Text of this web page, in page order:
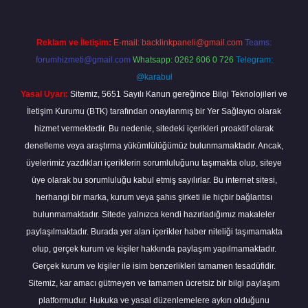
Reklam ve İletişim: E-mail: backlinkpaneli@gmail.com Teams:
forumhizmeti@gmail.com Whatsapp: 0262 606 0 726 Telegram:
@karabul
Yasal Uyarı: Sitemiz, 5651 Sayılı Kanun gereğince Bilgi Teknolojileri ve
İletişim Kurumu (BTK) tarafından onaylanmış bir Yer Sağlayıcı olarak
hizmet vermektedir. Bu nedenle, sitedeki içerikleri proaktif olarak
denetleme veya araştırma yükümlülüğümüz bulunmamaktadır. Ancak,
üyelerimiz yazdıkları içeriklerin sorumluluğunu taşımakta olup, siteye
üye olarak bu sorumluluğu kabul etmiş sayılırlar. Bu internet sitesi,
herhangi bir marka, kurum veya şahıs şirketi ile hiçbir bağlantısı
bulunmamaktadır. Sitede yalnızca kendi hazırladığımız makaleler
paylaşılmaktadır. Burada yer alan içerikler haber niteliği taşımamakta
olup, gerçek kurum ve kişiler hakkında paylaşım yapılmamaktadır.
Gerçek kurum ve kişiler ile isim benzerlikleri tamamen tesadüfidir.
Sitemiz, kar amacı gütmeyen ve tamamen ücretsiz bir bilgi paylaşım
platformudur. Hukuka ve yasal düzenlemelere aykırı olduğunu